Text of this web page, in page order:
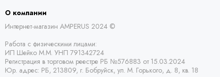
О компании
Интернет-магазин AMPERUS 2024 ©
Работа с физическими лицами:
ИП Шейко М.М. УНП 791342724
Регистрация в торговом реестре РБ №576883 от 15.03.2024
Юр. адрес: РБ, 213809, г. Бобруйск, ул. М. Горького, д. 8, кв. 18